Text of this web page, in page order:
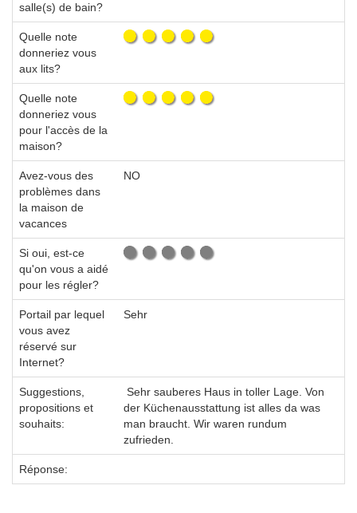
salle(s) de bain?
Quelle note
donneriez vous
aux lits?
Quelle note
donneriez vous
pour l'accès de la
maison?
Avez-vous des
problèmes dans
la maison de
vacances
NO
Si oui, est-ce
qu'on vous a aidé
pour les régler?
Portail par lequel
vous avez
réservé sur
Internet?
Sehr
Suggestions,
propositions et
souhaits:
Sehr sauberes Haus in toller Lage. Von
der Küchenausstattung ist alles da was
man braucht. Wir waren rundum
zufrieden.
Réponse: